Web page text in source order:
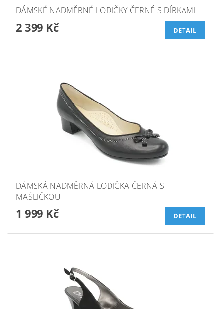
DÁMSKÉ NADMĚRNÉ LODIČKY ČERNÉ S DÍRKAMI
2 399 Kč DETAIL
DÁMSKÁ NADMĚRNÁ LODIČKA ČERNÁ S
MAŠLIČKOU
1 999 Kč DETAIL